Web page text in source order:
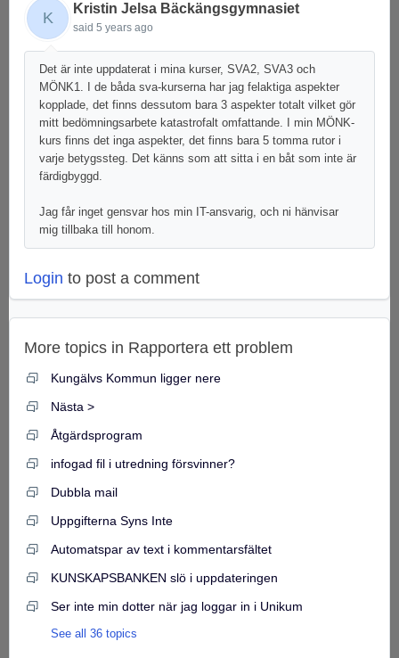
K
Kristin Jelsa Bäckängsgymnasiet
said 5 years ago
Det är inte uppdaterat i mina kurser, SVA2, SVA3 och
MÖNK1. I de båda sva-kurserna har jag felaktiga aspekter
kopplade, det finns dessutom bara 3 aspekter totalt vilket gör
mitt bedömningsarbete katastrofalt omfattande. I min MÖNK-
kurs finns det inga aspekter, det finns bara 5 tomma rutor i
varje betygssteg. Det känns som att sitta i en båt som inte är
färdigbyggd.
Jag får inget gensvar hos min IT-ansvarig, och ni hänvisar
mig tillbaka till honom.
Login to post a comment
More topics in Rapportera ett problem
Kungälvs Kommun ligger nere
Nästa >
Åtgärdsprogram
infogad fil i utredning försvinner?
Dubbla mail
Uppgifterna Syns Inte
Automatspar av text i kommentarsfältet
KUNSKAPSBANKEN slö i uppdateringen
Ser inte min dotter när jag loggar in i Unikum
See all 36 topics